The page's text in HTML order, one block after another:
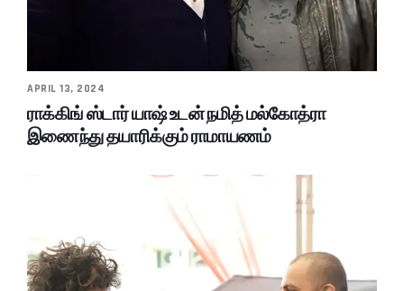
APRIL 13, 2024
ராக்கிங் ஸ்டார் யாஷ் உடன் நமித் மல்கோத்ரா
இணைந்து தயாரிக்கும் ராமாயணம்